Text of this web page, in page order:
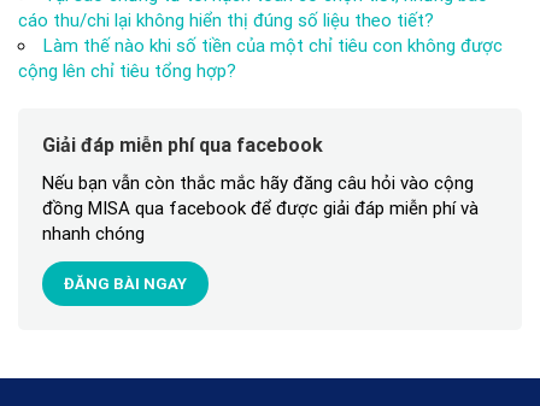
cáo thu/chi lại không hiển thị đúng số liệu theo tiết?
Làm thế nào khi số tiền của một chỉ tiêu con không được
cộng lên chỉ tiêu tổng hợp?
Giải đáp miễn phí qua facebook
Nếu bạn vẫn còn thắc mắc hãy đăng câu hỏi vào cộng
đồng MISA qua facebook để được giải đáp miễn phí và
nhanh chóng
ĐĂNG BÀI NGAY